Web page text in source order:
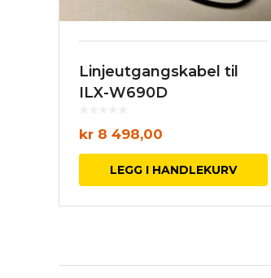
Linjeutgangskabel til
ILX-W690D
kr 8 498,00
LEGG I HANDLEKURV